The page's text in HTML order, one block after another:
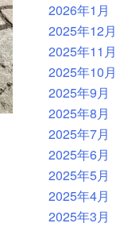
2026年1月
2025年12月
2025年11月
2025年10月
2025年9月
2025年8月
2025年7月
2025年6月
2025年5月
2025年4月
2025年3月